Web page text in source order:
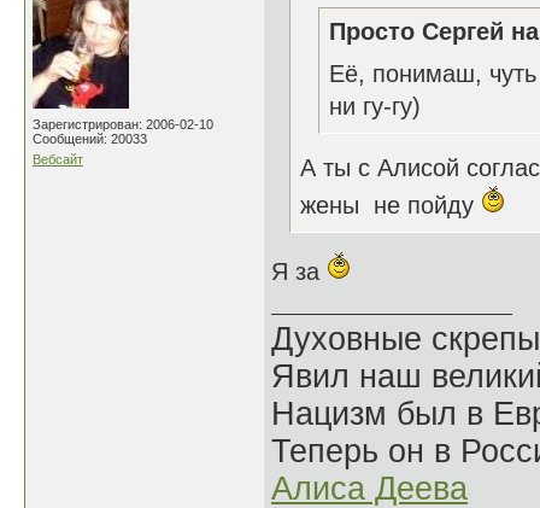
Зарегистрирован: 2006-02-10
Сообщений: 20033
Вебсайт
Просто Сергей
Её, понимаш,
ни гу-гу)
А ты с Алисой
жены не пойду
Я за
Духовные
Явил наш
Нацизм был в
Теперь он в
Алиса Деева